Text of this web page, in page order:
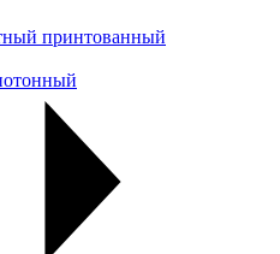
принтованный